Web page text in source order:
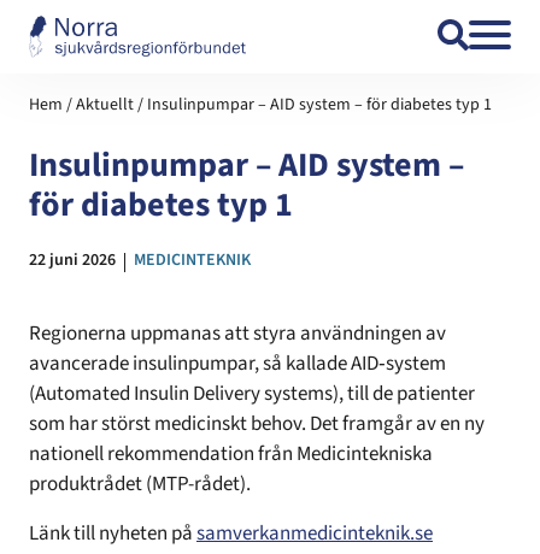
Hem /Aktuellt/ Insulinpumpar – AID system – för diabetes typ 1
Insulinpumpar – AID system –
för diabetes typ 1
Datum:
22 juni 2026 Kategori:
MEDICINTEKNIK
Regionerna uppmanas att styra användningen av
avancerade insulinpumpar, så kallade AID‑system
(Automated Insulin Delivery systems), till de patienter
som har störst medicinskt behov. Det framgår av en ny
nationell rekommendation från Medicintekniska
produktrådet (MTP-rådet).
Länk till nyheten påsamverkanmedicinteknik.se